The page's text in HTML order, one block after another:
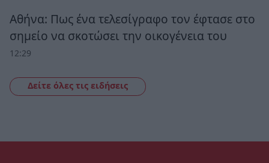
Αθήνα: Πως ένα τελεσίγραφο τον έφτασε στο
σημείο να σκοτώσει την οικογένεια του
12:29
Δείτε όλες τις ειδήσεις